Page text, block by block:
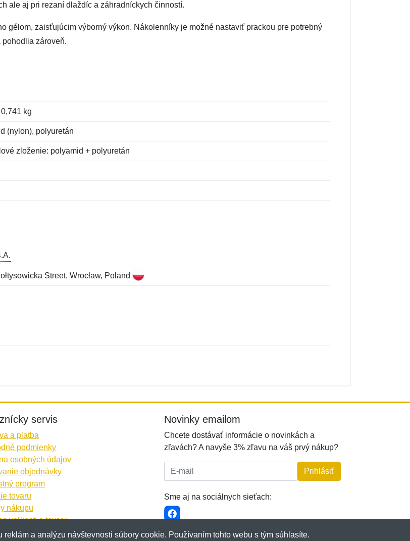
ale aj pri rezaní dlaždíc a záhradníckych činností.
gélom, zaisťujúcim výborný výkon. Nákolenníky je možné nastaviť prackou pre potrebný
zároveň.
kg
(nylon), polyuretán
zloženie: polyamid + polyuretán
Street, Wrocław, Poland
servis
a platba
podmienky
osobných údajov
objednávky
program
tovaru
nákupu
veľkosti a tovaru
Novinky emailom
Chcete dostávať informácie o novinkách a
zľavách? A navyše 3% zľavu na váš prvý nákup?
E-mail: Prihlásiť
Sme aj na sociálnych sieťach:
a analýzu návštevnosti súbory cookie. Používaním tohto webu s tým súhlasíte.